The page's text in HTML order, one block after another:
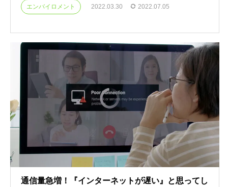
エンバイロメント 2022.03.30 2022.07.05
通信量急増！『インターネットが遅い』と思ってし